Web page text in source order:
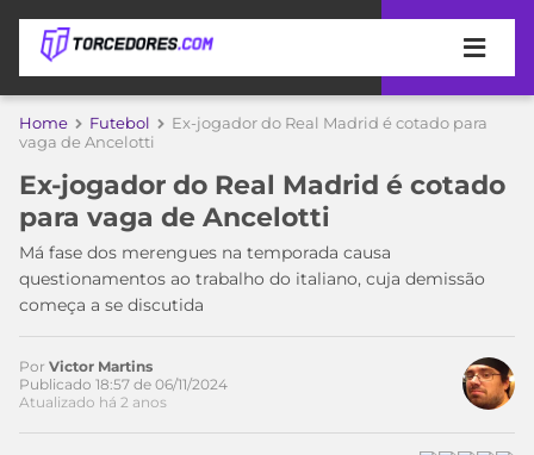
APOSTAS
DE
APOSTA
MELHORES
SITES
DE
APOSTAS
2026
COPA
DO
MUNDO
MEU
TIME
CAMPEONATOS
Home Futebol
Ex-jogador do Real Madrid é cotado para
vaga de Ancelotti
Ex-jogador do Real Madrid é cotado
para vaga de Ancelotti
Má fase dos merengues na temporada causa
questionamentos ao trabalho do italiano, cuja demissão
começa a se discutida
Por Victor Martins
Publicado 18:57 de 06/11/2024
Atualizado há 2 anos